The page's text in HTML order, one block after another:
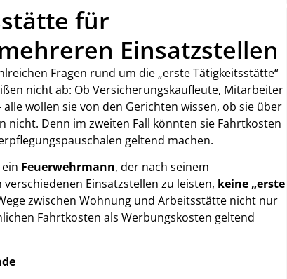
für
Einsatzstellen
Fragen rund um die „erste Tätigkeitsstätte“
nicht ab: Ob Versicherungskaufleute, Mitarbeiter
wollen sie von den Gerichten wissen, ob sie über
nicht. Denn im zweiten Fall könnten sie Fahrtkosten
geltend machen.
Feuerwehrmann, der nach seinem
Einsatzstellen zu leisten, keine „erste
zwischen Wohnung und Arbeitsstätte nicht nur
Fahrtkosten als Werbungskosten geltend